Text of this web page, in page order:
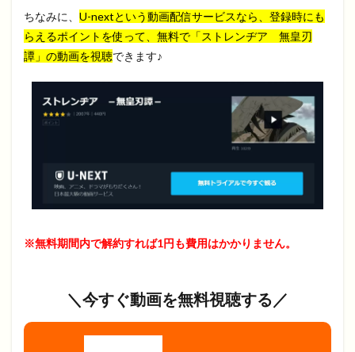
ちなみに、 U-nextという動画配信サービスなら、登録時にも
らえるポイントを使って、無料で「ストレンヂア 無皇刃
譚」の動画を視聴できます♪
※無料期間内で解約すれば1円も費用はかかりません。
＼今すぐ動画を無料視聴する／